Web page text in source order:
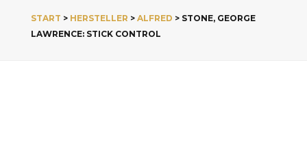
START > HERSTELLER > ALFRED > STONE, GEORGE
LAWRENCE: STICK CONTROL